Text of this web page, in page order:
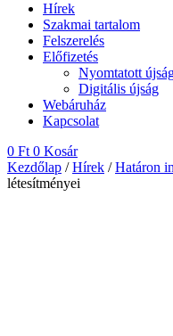
Hírek
Szakmai tartalom
Felszerelés
Előfizetés
Nyomtatott
Digitális újság
Webáruház
Kapcsolat
0 Ft 0 Kosár
Kezdőlap /Hírek /Határon
létesítményei